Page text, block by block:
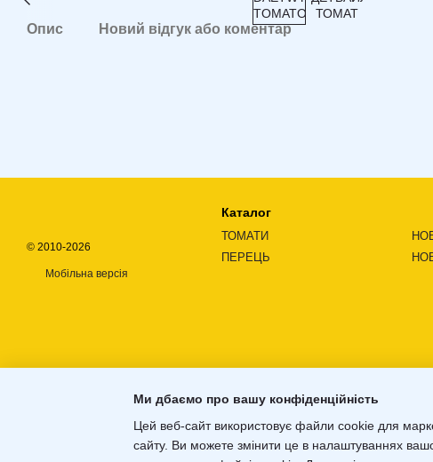
Опис Новий відгук або коментар
© 2010-2026
Мобільна версія
Інтернет-магазин створений з
Каталог
ТОМАТИ
ПЕРЕЦЬ
Ми дбаємо про вашу конфіденційність
Цей веб-сайт використовує файли cookie для
сайту. Ви можете змінити це в налаштуваннях